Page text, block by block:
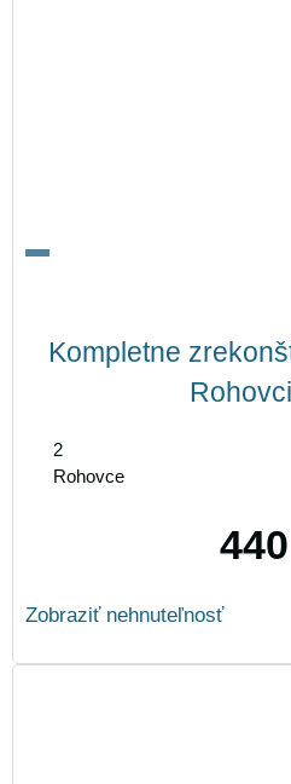
Kompletne
2
Rohovce
Zobraziť nehnuteľnosť